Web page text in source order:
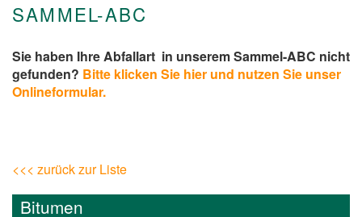
SAMMEL-ABC
Sie haben Ihre Abfallart in unserem Sammel-ABC nicht
gefunden? Bitte klicken Sie hier und nutzen Sie unser
Onlineformular.
<<< zurück zur Liste
Bitumen